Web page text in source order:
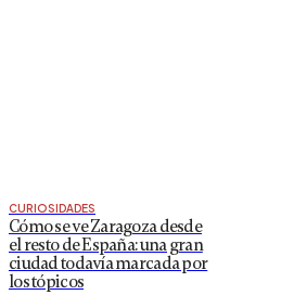
CURIOSIDADES
Cómo se ve Zaragoza desde
el resto de España: una gran
ciudad todavía marcada por
los tópicos